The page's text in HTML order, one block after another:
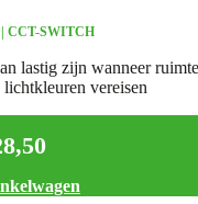
CCT-SWITCH
lastig zijn wanneer
vereisen